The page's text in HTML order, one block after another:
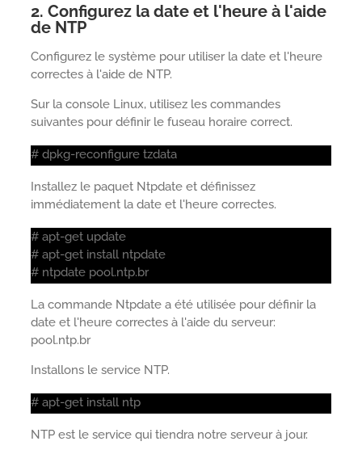
2. Configurez la date et l'heure à l'aide
de NTP
Configurez le système pour utiliser la date et l'heure
correctes à l'aide de NTP.
Sur la console Linux, utilisez les commandes
suivantes pour définir le fuseau horaire correct.
# dpkg-reconfigure tzdata
Installez le paquet Ntpdate et définissez
immédiatement la date et l'heure correctes.
# apt-get update
# apt-get install ntpdate
# ntpdate pool.ntp.br
La commande Ntpdate a été utilisée pour définir la
date et l'heure correctes à l'aide du serveur:
pool.ntp.br
Installons le service NTP.
# apt-get install ntp
NTP est le service qui tiendra notre serveur à jour.